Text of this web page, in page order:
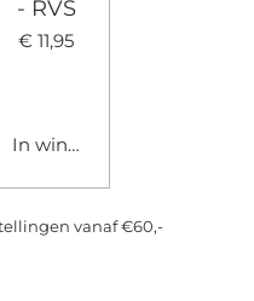
- RVS
€ 11,95
In winkelwagen
vanaf €60,-